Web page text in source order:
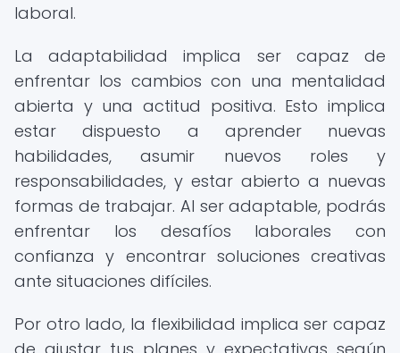
laboral.
La adaptabilidad implica ser capaz de
enfrentar los cambios con una mentalidad
abierta y una actitud positiva. Esto implica
estar dispuesto a aprender nuevas
habilidades, asumir nuevos roles y
responsabilidades, y estar abierto a nuevas
formas de trabajar. Al ser adaptable, podrás
enfrentar los desafíos laborales con
confianza y encontrar soluciones creativas
ante situaciones difíciles.
Por otro lado, la flexibilidad implica ser capaz